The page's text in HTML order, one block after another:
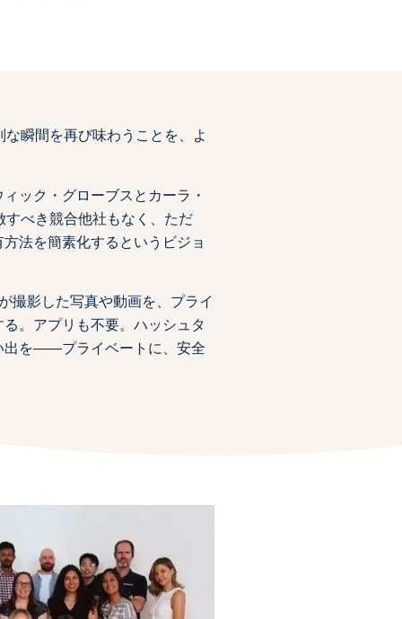
瞬間を再び味わうことを、よ
ック・グローブスとカーラ・
べき競合他社もなく、ただ
法を簡素化するというビジョ
撮影した写真や動画を、プライ
。アプリも不要。ハッシュタ
出を――プライベートに、安全